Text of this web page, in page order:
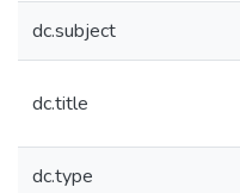
dc.subject
dc.title
dc.type